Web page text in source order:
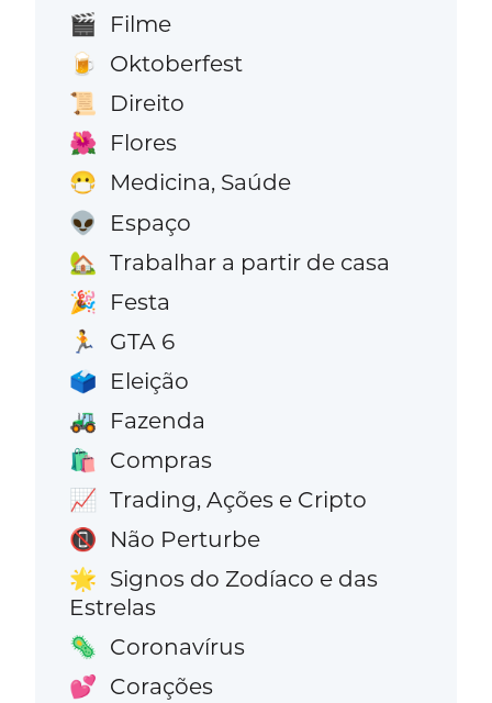
🎬 Filme
🍺 Oktoberfest
📜 Direito
🌺 Flores
😷 Medicina, Saúde
👽 Espaço
🏡 Trabalhar a partir de casa
🎉 Festa
🏃 GTA 6
🗳️ Eleição
🚜 Fazenda
🛍️ Compras
📈 Trading, Ações e Cripto
📵 Não Perturbe
🌟 Signos do Zodíaco e das
Estrelas
🦠 Coronavírus
💕 Corações